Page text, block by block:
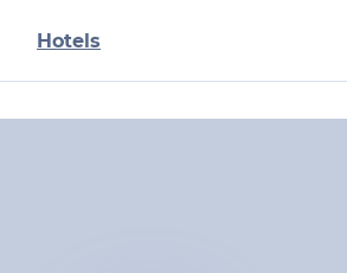
Hotels